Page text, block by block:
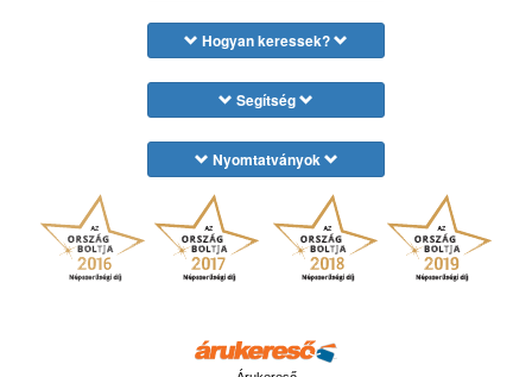
Hogyan keressek?
Segítség
Nyomtatványok